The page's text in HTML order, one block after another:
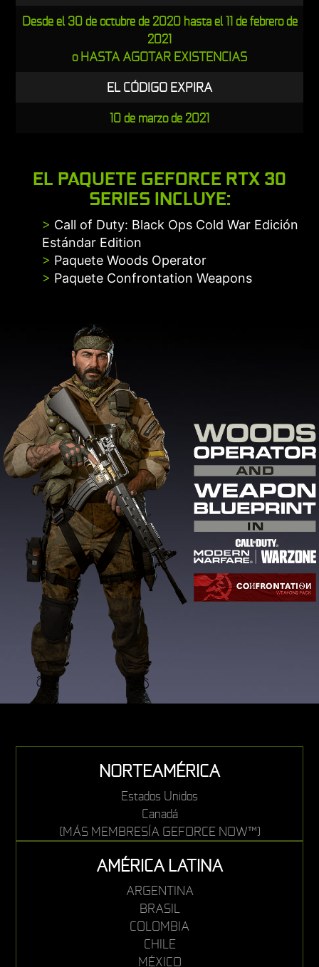
Desde el 30 de octubre de 2020 hasta el 11 de febrero de
2021
o HASTA AGOTAR EXISTENCIAS
EL CÓDIGO EXPIRA
10 de marzo de 2021
EL PAQUETE GEFORCE RTX 30
SERIES INCLUYE:
> Call of Duty: Black Ops Cold War Edición
Estándar Edition
> Paquete Woods Operator
> Paquete Confrontation Weapons
NORTEAMÉRICA
Estados Unidos
Canadá
(MÁS MEMBRESÍA GEFORCE NOW™)
AMÉRICA LATINA
ARGENTINA
BRASIL
COLOMBIA
CHILE
MÉXICO